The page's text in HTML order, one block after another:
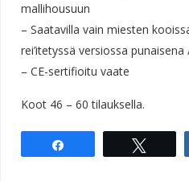
mallihousuun
– Saatavilla vain miesten
rei’itetyssä versiossa
– CE-sertifioitu vaate
Koot 46 – 60 tilauksella.